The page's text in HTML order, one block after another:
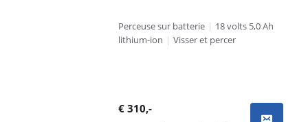
Perceuse sur batterie | 18 volts 5,0 Ah
lithium-ion | Visser et percer
€ 310,-